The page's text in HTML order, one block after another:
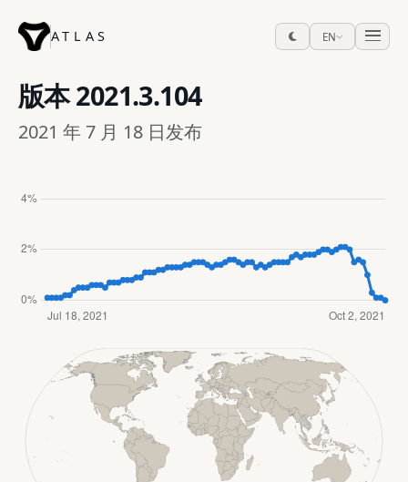
ATLAS EN
版本2021.3.104
2021 年 7 月 18 日发布